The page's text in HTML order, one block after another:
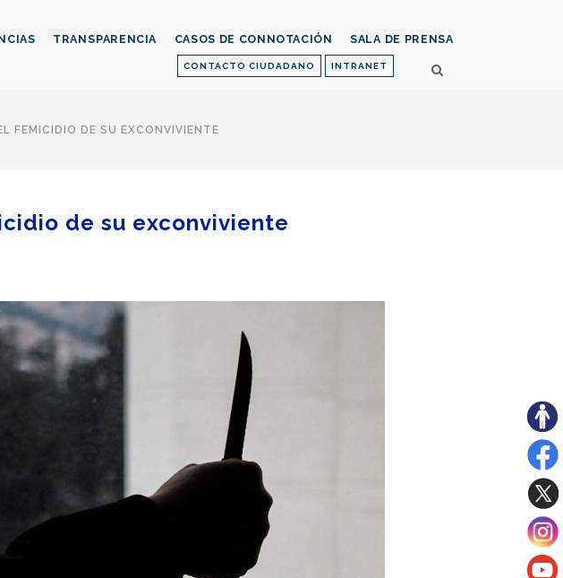
CONTACTO CIUDADANO INTRANET
TRANSPARENCIA CASOS DE CONNOTACIÓN SALA DE PRENSA
FEMICIDIO DE SU EXCONVIVIENTE
de su exconviviente